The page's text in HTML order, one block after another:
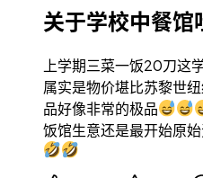
关于学校中餐馆
上学期三菜一饭20刀这
属实是物价堪比苏黎世
品好像非常的极品
饭馆生意还是最开始原